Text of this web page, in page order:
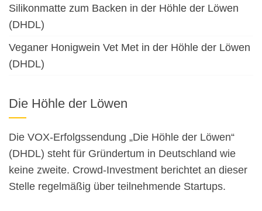
Silikonmatte zum Backen in der Höhle der Löwen
(DHDL)
Veganer Honigwein Vet Met in der Höhle der Löwen
(DHDL)
Die Höhle der Löwen
Die VOX-Erfolgssendung „Die Höhle der Löwen“
(DHDL) steht für Gründertum in Deutschland wie
keine zweite. Crowd-Investment berichtet an dieser
Stelle regelmäßig über teilnehmende Startups.